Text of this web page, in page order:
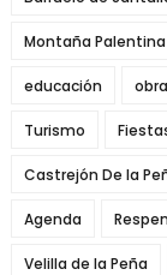
Montaña Palentina
educación
Turismo
Castrejón De la
Agenda
Velilla de la Peña